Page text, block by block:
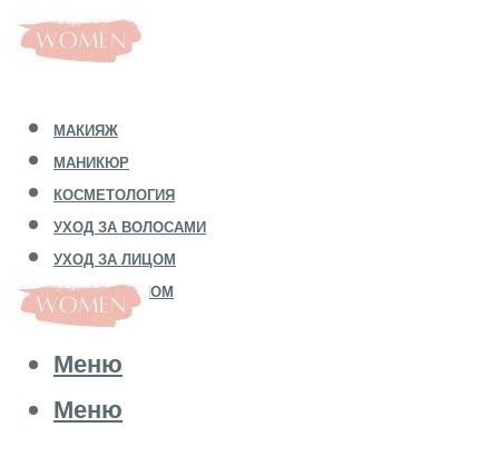
МАКИЯЖ
МАНИКЮР
КОСМЕТОЛОГИЯ
УХОД ЗА ВОЛОСАМИ
УХОД ЗА ЛИЦОМ
УХОД ЗА ТЕЛОМ
Меню
Меню